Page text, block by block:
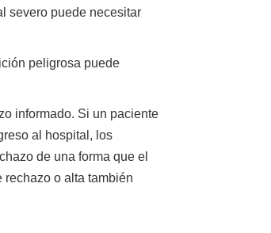
severo puede necesitar
peligrosa puede
informado. Si un paciente
al hospital, los
de una forma que el
rechazo o alta también